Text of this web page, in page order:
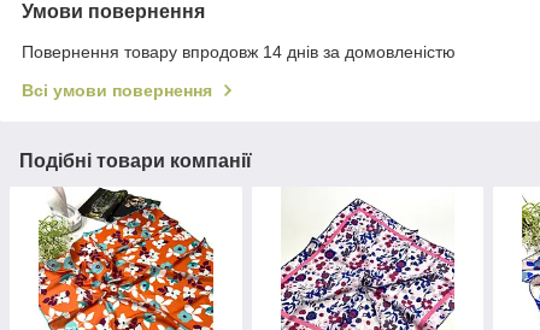
Умови повернення
Повернення товару впродовж 14 днів за домовленістю
Всі умови повернення
Подібні товари компанії